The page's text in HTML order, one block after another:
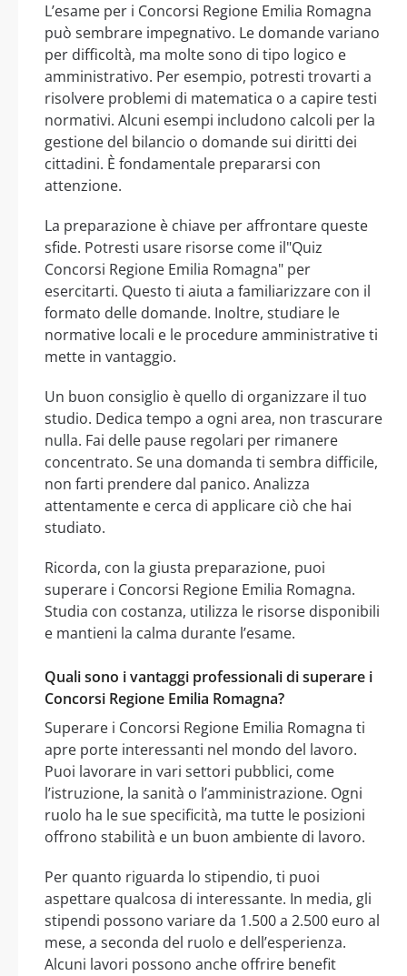
L’esame per i Concorsi Regione Emilia Romagna
può sembrare impegnativo. Le domande variano
per difficoltà, ma molte sono di tipo logico e
amministrativo. Per esempio, potresti trovarti a
risolvere problemi di matematica o a capire testi
normativi. Alcuni esempi includono calcoli per la
gestione del bilancio o domande sui diritti dei
cittadini. È fondamentale prepararsi con
attenzione.
La preparazione è chiave per affrontare queste
sfide. Potresti usare risorse come il"Quiz
Concorsi Regione Emilia Romagna" per
esercitarti. Questo ti aiuta a familiarizzare con il
formato delle domande. Inoltre, studiare le
normative locali e le procedure amministrative ti
mette in vantaggio.
Un buon consiglio è quello di organizzare il tuo
studio. Dedica tempo a ogni area, non trascurare
nulla. Fai delle pause regolari per rimanere
concentrato. Se una domanda ti sembra difficile,
non farti prendere dal panico. Analizza
attentamente e cerca di applicare ciò che hai
studiato.
Ricorda, con la giusta preparazione, puoi
superare i Concorsi Regione Emilia Romagna.
Studia con costanza, utilizza le risorse disponibili
e mantieni la calma durante l’esame.
Quali sono i vantaggi professionali di superare i
Concorsi Regione Emilia Romagna?
Superare i Concorsi Regione Emilia Romagna ti
apre porte interessanti nel mondo del lavoro.
Puoi lavorare in vari settori pubblici, come
l’istruzione, la sanità o l’amministrazione. Ogni
ruolo ha le sue specificità, ma tutte le posizioni
offrono stabilità e un buon ambiente di lavoro.
Per quanto riguarda lo stipendio, ti puoi
aspettare qualcosa di interessante. In media, gli
stipendi possono variare da 1.500 a 2.500 euro al
mese, a seconda del ruolo e dell’esperienza.
Alcuni lavori possono anche offrire benefit